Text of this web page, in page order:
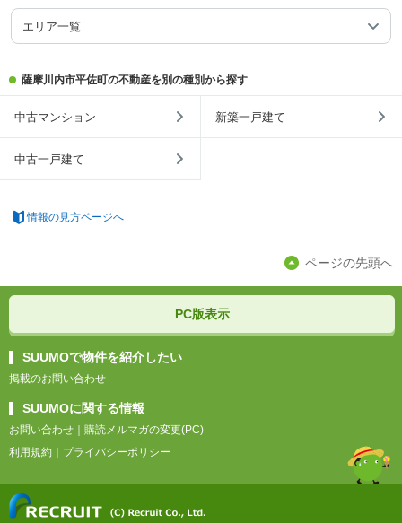
エリア一覧
薩摩川内市平佐町の不動産を別の種別から探す
中古マンション 新築一戸建て
中古一戸建て
情報の見方ページへ
ページの先頭へ
PC版表示
SUUMOで物件を紹介したい
掲載のお問い合わせ
SUUMOに関する情報
お問い合わせ
購読メルマガの変更(PC)
利用規約
プライバシーポリシー